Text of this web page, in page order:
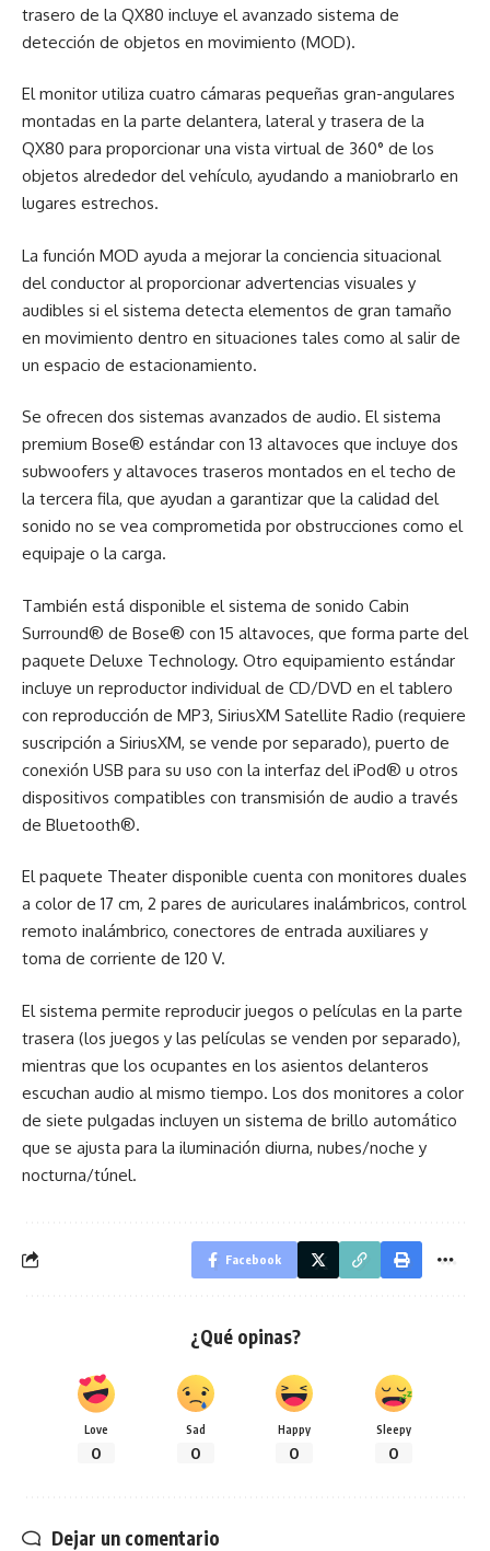
trasero de la QX80 incluye el avanzado sistema de
detección de objetos en movimiento (MOD).
El monitor utiliza cuatro cámaras pequeñas gran-angulares
montadas en la parte delantera, lateral y trasera de la
QX80 para proporcionar una vista virtual de 360° de los
objetos alrededor del vehículo, ayudando a maniobrarlo en
lugares estrechos.
La función MOD ayuda a mejorar la conciencia situacional
del conductor al proporcionar advertencias visuales y
audibles si el sistema detecta elementos de gran tamaño
en movimiento dentro en situaciones tales como al salir de
un espacio de estacionamiento.
Se ofrecen dos sistemas avanzados de audio. El sistema
premium Bose® estándar con 13 altavoces que incluye dos
subwoofers y altavoces traseros montados en el techo de
la tercera fila, que ayudan a garantizar que la calidad del
sonido no se vea comprometida por obstrucciones como el
equipaje o la carga.
También está disponible el sistema de sonido Cabin
Surround® de Bose® con 15 altavoces, que forma parte del
paquete Deluxe Technology. Otro equipamiento estándar
incluye un reproductor individual de CD/DVD en el tablero
con reproducción de MP3, SiriusXM Satellite Radio (requiere
suscripción a SiriusXM, se vende por separado), puerto de
conexión USB para su uso con la interfaz del iPod® u otros
dispositivos compatibles con transmisión de audio a través
de Bluetooth®.
El paquete Theater disponible cuenta con monitores duales
a color de 17 cm, 2 pares de auriculares inalámbricos, control
remoto inalámbrico, conectores de entrada auxiliares y
toma de corriente de 120 V.
El sistema permite reproducir juegos o películas en la parte
trasera (los juegos y las películas se venden por separado),
mientras que los ocupantes en los asientos delanteros
escuchan audio al mismo tiempo. Los dos monitores a color
de siete pulgadas incluyen un sistema de brillo automático
que se ajusta para la iluminación diurna, nubes/noche y
nocturna/túnel.
Facebook
¿Qué opinas?
Love
0
Sad
0
Happy
0
Sleepy
0
Dejar un comentario